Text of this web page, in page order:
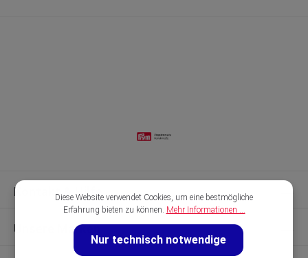
Kontakt & Hilfe
Unsere Marken
Diese Website verwendet Cookies, um eine bestmögliche
Erfahrung bieten zu können. Mehr Informationen ...
Nur technisch notwendige